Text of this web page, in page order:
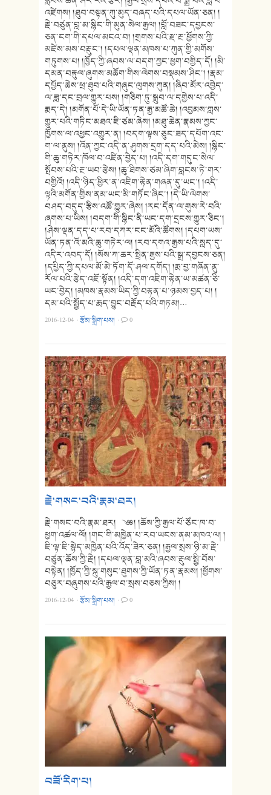
འཛེགས། །ཐུབ་བསྟན་ཀུ་མུད་བཞད་པའི་དཔལ་ཡོན་ཅན། །
རྗེ་བཙུན་བླ་མ་སྙིང་གི་མུན་སེལ་རྒྱལ། །བློ་བཟང་དབྱངས་
ཅན་ངག་གི་དཔལ་མངའ་བ། །གྲགས་པའི་རྫ་རྔ་ཕྱོགས་ཀྱི་
མཛེས་མས་བརྡུང་། །དཔལ་ལྡན་མཁས་པ་ཀུན་གྱི་མགོས་
གཏུགས་པ། །ཁྱོད་ཀྱི་ཞབས་ལ་བདག་ཀྱང་ཕྱག་བགྱིད་དོ། །མི་
དམན་བརྟུལ་ཞུགས་མཆོག་གིས་ལེགས་བསྡམས་ཤིང་། །རྣམ་
དཔྱོད་ཆེས་ཕྲ་ཐུབ་པའི་གཞུང་ལུགས་ཀུན། །ཞིབ་མོར་འབྱེད་
ལ་ཟླ་དང་བྲལ་གྱུར་པས། །གཅིག་ཏུ་སྒྲུབ་ལ་དགྱེས་པ་འདི་
རྨད་དེ། །མགོན་པོ་དེ་ཡི་ཡོན་ཏན་རྒྱ་མཚོ་ཆེ། །འབྱམས་ཀླས་
གྱུར་པའི་གཏིང་མཐའ་ཇི་ཙམ་ཞེས། །མཐུ་ཆེན་རྣམས་ཀྱང་
ཁྱོགས་ལ་འཕྱང་འགྱུར་ན། །བདག་ལྟས་ཅུང་ཟད་དཔོག་འང་
ག་ལ་ནུས། །འོན་ཀྱང་འདི་ན་ཤུགས་དྲག་དད་པའི་མེས། །སྙིང་
གི་ཆུ་གཏེར་ཁོལ་བ་འཛིན་བྱེད་པ། །འདི་དག་གདུང་སེལ་
སྤོབས་པའི་རྔ་ཡབ་རྩེས། །ཆུ་ཐིགས་ཙམ་ཞིག་བླངས་ཏེ་གར་
བགྱིའོ། །འདི་ཉིད་ཕྱིར་ན་འཇིག་རྟེན་གཞན་དུ་ཡང་། །འདི་
ལྟའི་མགོན་གྱིས་ནམ་ཡང་མི་གཏོང་ཞིང་། །དེ་ཡི་ལེགས་
བཤད་བདུད་རྩིས་འཚོ་གྱུར་ཞེས། །རང་དོན་ལ་གུས་རེ་བའི་
ཞགས་པ་ཡིས། །བདག་གི་སྙིང་ནི་ཡང་དག་དྲངས་གྱུར་ཅིང་།
།ཤེས་ལྡན་དད་པ་རབ་དཀར་ངང་མོའི་ཚོགས། །དཔག་ཡས་
ཡོན་ཏན་འོ་མའི་ཆུ་གཏེར་ལ། །རབ་དགའ་རྒྱས་པའི་སླད་དུ་
འདིར་འབད་དོ། །སོས་ཀ་ཆར་སྤྲིན་རྒྱས་པའི་སྒྲ་དབྱངས་ཅན།
།དཔྱིད་ཀྱི་དཔལ་མོ་མེ་ཏོག་དོ་ཤལ་དགོད། །རྨ་བྱ་གཞོན་ནུ་
རོལ་པའི་རྩེད་འཇོ་སྟོན། །འདི་དག་འཇིག་རྟེན་ཡ་མཚན་ཅི་
ཡང་བྱེད། །མཁས་རྣམས་ཡིད་ཀྱི་བརྟན་པ་ཉམས་བྱད་པ། །
དམ་པའི་སྤྱོད་པ་རྨད་བྱུང་བརྗོད་པའི་གཏམ།…
2016-12-04 ·རྩོམ་སྒྲིག་པས། · 0
རྗེ་གསང་བའི་རྣམ་ཐར།
རྗེ་གསང་བའི་རྣམ་ཐར། ༄༅། །ཆོས་ཀྱི་རྒྱལ་པོ་ཙོང་ཁ་བ་
ཕྱག་འཚལ་ལོ། །གང་གི་མཁྱེན་པ་རབ་ཡངས་ནམ་མཁའ་ལ། །
ཇི་ལྟ་ཇི་སྙེད་མཁྱེན་པའི་འོད་ཟེར་ཅན། །རྒྱལ་སྲས་ཉི་མ་རྗེ་
བཙུན་ཆོས་ཀྱི་རྗེ། །དཔལ་ལྡན་བླ་མའི་ཞབས་རྡུལ་སྤྱི་བོས་
བསྟེན། །ཁྱོད་ཀྱི་སྐུ་གསུང་ཐུགས་ཀྱི་ཡོན་ཏན་རྣམས། །ཕྱོགས་
བཅུར་བཞུགས་པའི་རྒྱལ་བ་སྲས་བཅས་ཀྱིས། །
2016-12-04 ·རྩོམ་སྒྲིག་པས། · 0
བཟོ་རིག་པ།